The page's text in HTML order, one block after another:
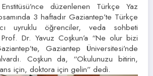
düzenlenen Türkçe Yaz
3 haftadır Gaziantep’te Türkçe
uyruklu öğrenciler, veda sohbeti
Prof. Dr. Yavuz Coşkun’a “Ne olur bizi
Gaziantep Üniversitesi’nde
Coşkun da, “Okulunuzu bitirin,
için, doktora için gelin” dedi.